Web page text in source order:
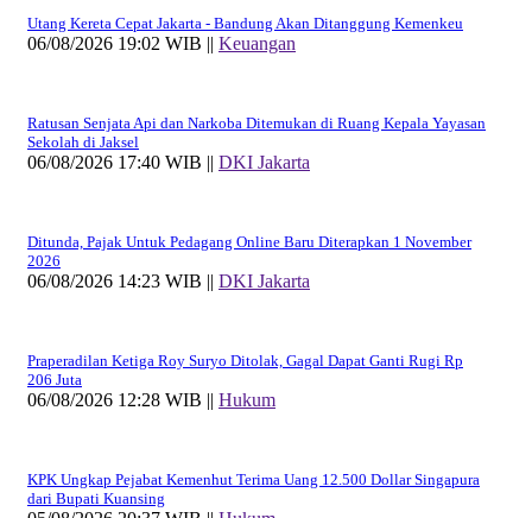
Utang Kereta Cepat Jakarta - Bandung Akan Ditanggung Kemenkeu
06/08/2026 19:02 WIB || Keuangan
Ratusan Senjata Api dan Narkoba Ditemukan di Ruang Kepala Yayasan
Sekolah di Jaksel
06/08/2026 17:40 WIB || DKI Jakarta
Ditunda, Pajak Untuk Pedagang Online Baru Diterapkan 1 November
2026
06/08/2026 14:23 WIB || DKI Jakarta
Praperadilan Ketiga Roy Suryo Ditolak, Gagal Dapat Ganti Rugi Rp
206 Juta
06/08/2026 12:28 WIB || Hukum
KPK Ungkap Pejabat Kemenhut Terima Uang 12.500 Dollar Singapura
dari Bupati Kuansing